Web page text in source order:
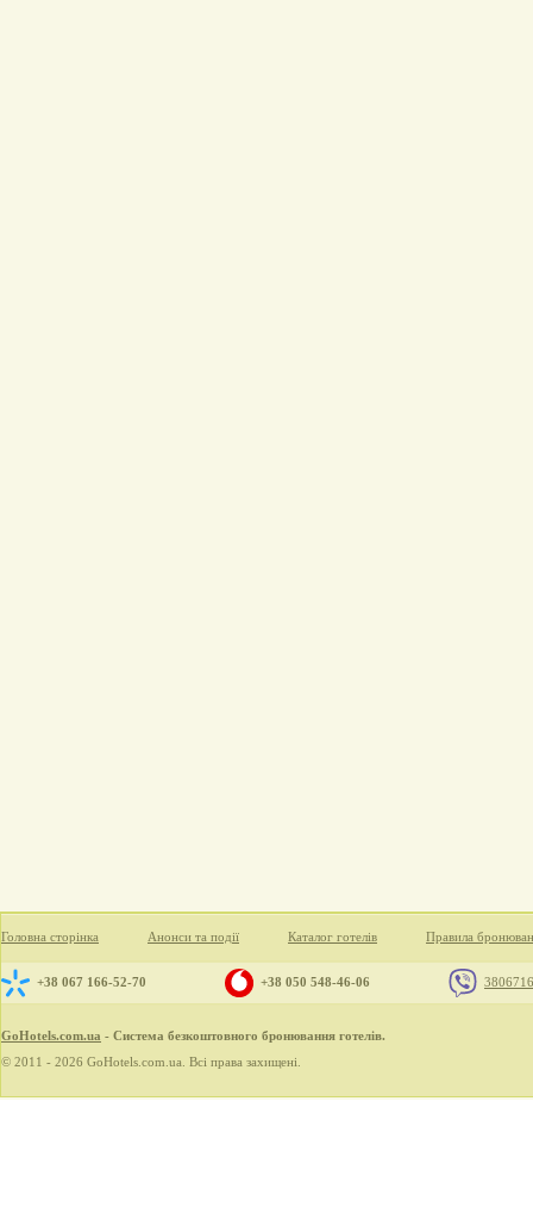
Головна сторінка Анонси та події Каталог готелів Правила
+38 067 166-52-70 +38 050 548-46-06
GoHotels.com.ua - Система безкоштовного бронювання готелів.
© 2011 - 2026 GoHotels.com.ua. Всі права захищені.